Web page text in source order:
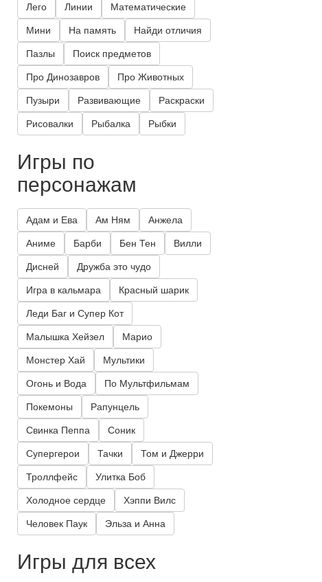
Лего Линии Математические
Мини На память Найди отличия
Пазлы Поиск предметов
Про Динозавров Про Животных
Пузыри Развивающие Раскраски
Рисовалки Рыбалка Рыбки
Игры по
персонажам
Адам и Ева Ам Ням Анжела
Аниме Барби Бен Тен Вилли
Дисней Дружба это чудо
Игра в кальмара Красный шарик
Леди Баг и Супер Кот
Малышка Хейзел Марио
Монстер Хай Мультики
Огонь и Вода По Мультфильмам
Покемоны Рапунцель
Свинка Пеппа Соник
Супергерои Тачки Том и Джерри
Троллфейс Улитка Боб
Холодное сердце Хэппи Вилс
Человек Паук Эльза и Анна
Игры для всех